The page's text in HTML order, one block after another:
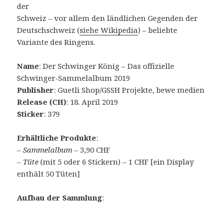
der
Schweiz – vor allem den ländlichen Gegenden der
Deutschschweiz (siehe Wikipedia) – beliebte
Variante des Ringens.
Name: Der Schwinger König – Das offizielle
Schwinger-Sammelalbum 2019
Publisher: Guetli Shop/GSSH Projekte, bewe medien
Release (CH): 18. April 2019
Sticker: 379
Erhältliche Produkte:
–Sammelalbum – 3,90 CHF
– Tüte (mit 5 oder 6 Stickern) – 1 CHF [ein Display
enthält 50 Tüten]
Aufbau der Sammlung: